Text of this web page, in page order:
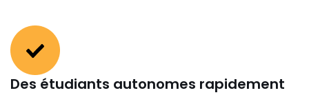
Des étudiants autonomes rapidement